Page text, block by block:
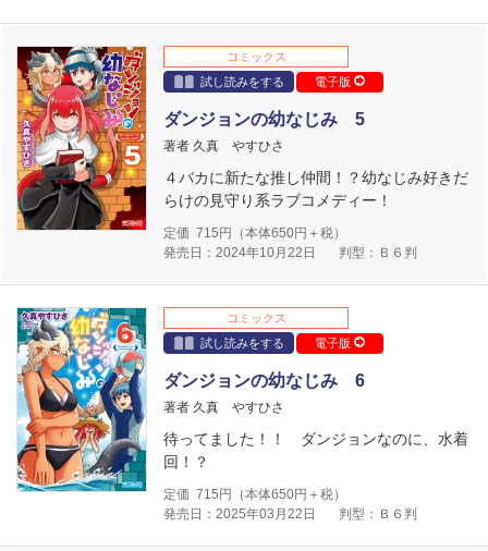
コミックス
試し読みをする
電子版
ダンジョンの幼なじみ 5
著者 久真 やすひさ
４バカに新たな推し仲間！？幼なじみ好きだ
らけの見守り系ラブコメディー！
定価 715 円（本体650円＋税）
発売日：2024年10月22日
判型：Ｂ６判
コミックス
試し読みをする
電子版
ダンジョンの幼なじみ 6
著者 久真 やすひさ
待ってました！！ ダンジョンなのに、水着
回！？
定価 715 円（本体650円＋税）
発売日：2025年03月22日
判型：Ｂ６判